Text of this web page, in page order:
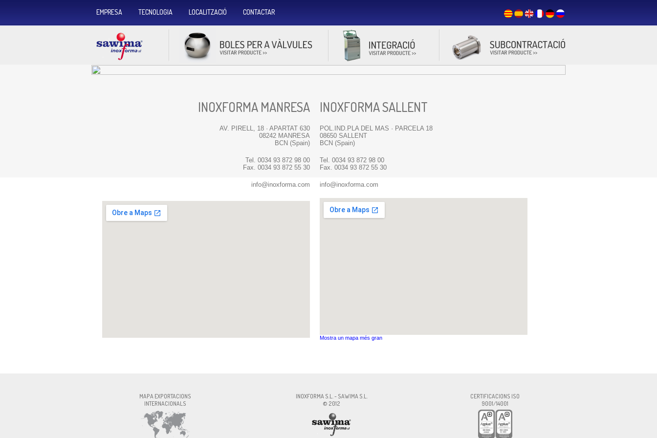
EMPRESA TECNOLOGIA LOCALITZACIÓ CONTACTAR
INOXFORMA MANRESA INOXFORMA SALLENT
AV. PIRELL, 18 · APARTAT 630
08242 MANRESA
BCN (Spain)
POL.IND.PLA DEL MAS · PARCELA 18
08650 SALLENT
BCN (Spain)
Tel. 0034 93 872 98 00
Fax. 0034 93 872 55 30
Tel. 0034 93 872 98 00
Fax. 0034 93 872 55 30
info@inoxforma.com info@inoxforma.com
Mostra un mapa més gran
MAPA EXPORTACIONS
INTERNACIONALS
INOXFORMA S.L. - SAWIMA S.L.
© 2012
CERTIFICACIONS ISO
9001/14001